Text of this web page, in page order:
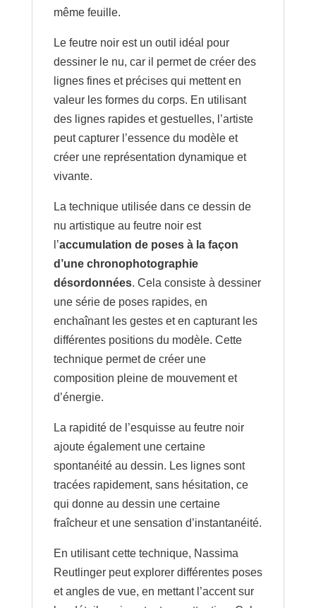
même feuille.
Le feutre noir est un outil idéal pour
dessiner le nu, car il permet de créer des
lignes fines et précises qui mettent en
valeur les formes du corps. En utilisant
des lignes rapides et gestuelles, l’artiste
peut capturer l’essence du modèle et
créer une représentation dynamique et
vivante.
La technique utilisée dans ce dessin de
nu artistique au feutre noir est
l’accumulation de poses à la façon
d’une chronophotographie
désordonnées. Cela consiste à dessiner
une série de poses rapides, en
enchaînant les gestes et en capturant les
différentes positions du modèle. Cette
technique permet de créer une
composition pleine de mouvement et
d’énergie.
La rapidité de l’esquisse au feutre noir
ajoute également une certaine
spontanéité au dessin. Les lignes sont
tracées rapidement, sans hésitation, ce
qui donne au dessin une certaine
fraîcheur et une sensation d’instantanéité.
En utilisant cette technique, Nassima
Reutlinger peut explorer différentes poses
et angles de vue, en mettant l’accent sur